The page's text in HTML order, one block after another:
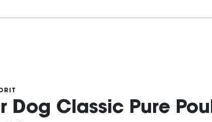
Dog Classic Pure